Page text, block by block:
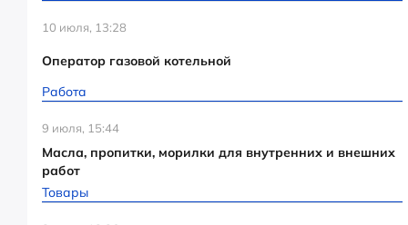
10 июля, 13:28
Оператор газовой котельной
Работа
9 июля, 15:44
Масла, пропитки, морилки для внутренних и внешних
работ
Товары